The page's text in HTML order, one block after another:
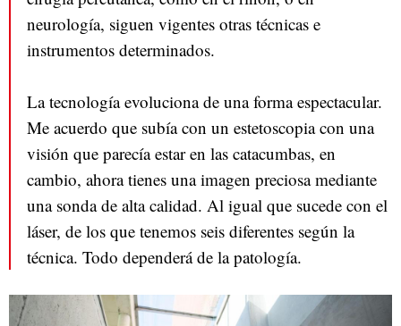
neurología, siguen vigentes otras técnicas e
instrumentos determinados.
La tecnología evoluciona de una forma espectacular.
Me acuerdo que subía con un estetoscopia con una
visión que parecía estar en las catacumbas, en
cambio, ahora tienes una imagen preciosa mediante
una sonda de alta calidad. Al igual que sucede con el
láser, de los que tenemos seis diferentes según la
técnica. Todo dependerá de la patología.